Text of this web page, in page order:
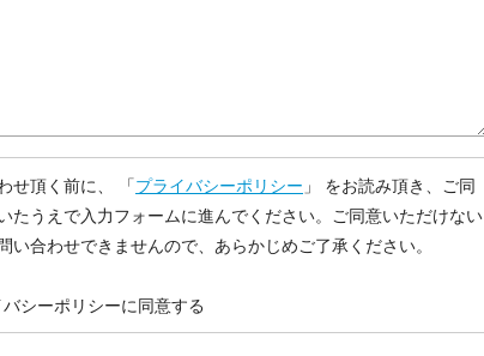
せ頂く前に、 「プライバシーポリシー 」 をお読み頂き、ご同
たうえで入力フォームに進んでください。ご同意いただけない
い合わせできませんので、あらかじめご了承ください。
シーポリシーに同意する